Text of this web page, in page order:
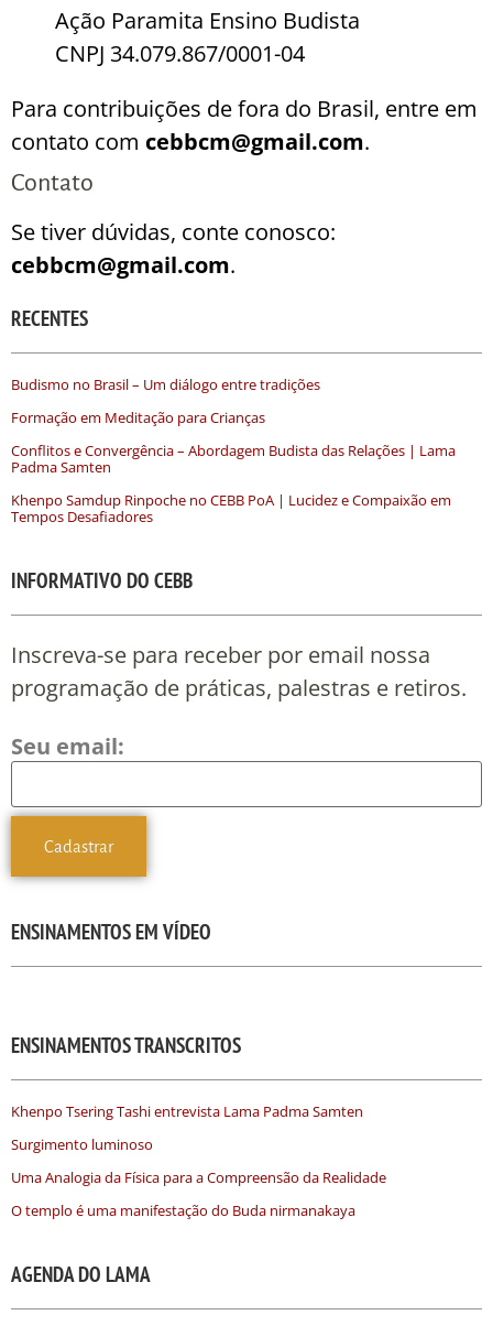
Ação Paramita Ensino Budista
CNPJ 34.079.867/0001-04
Para contribuições de fora do Brasil, entre em
contato com cebbcm@gmail.com.
Contato
Se tiver dúvidas, conte conosco:
cebbcm@gmail.com.
RECENTES
Budismo no Brasil – Um diálogo entre tradições
Formação em Meditação para Crianças
Conflitos e Convergência – Abordagem Budista das Relações | Lama
Padma Samten
Khenpo Samdup Rinpoche no CEBB PoA | Lucidez e Compaixão em
Tempos Desafiadores
INFORMATIVO DO CEBB
Inscreva-se para receber por email nossa
programação de práticas, palestras e retiros.
Seu email:
ENSINAMENTOS EM VÍDEO
ENSINAMENTOS TRANSCRITOS
Khenpo Tsering Tashi entrevista Lama Padma Samten
Surgimento luminoso
Uma Analogia da Física para a Compreensão da Realidade
O templo é uma manifestação do Buda nirmanakaya
AGENDA DO LAMA